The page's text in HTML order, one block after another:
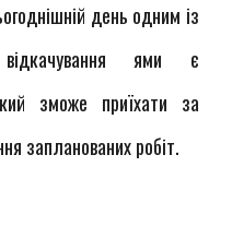
день одним із
відкачування ями є
зможе приїхати за
запланованих робіт.